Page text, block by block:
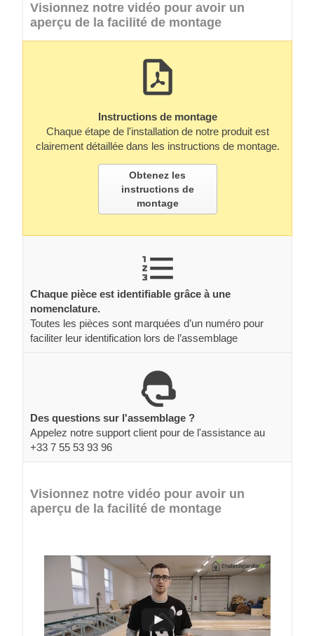
Visionnez notre vidéo pour avoir un
aperçu de la facilité de montage
Instructions de montage
Chaque étape de l'installation de notre produit est
clairement détaillée dans les instructions de montage.
Obtenez les
instructions de
montage
Chaque pièce est identifiable grâce à une
nomenclature.
Toutes les pièces sont marquées d’un numéro pour
faciliter leur identification lors de l’assemblage
Des questions sur l'assemblage ?
Appelez notre support client pour de l'assistance au
+33 7 55 53 93 96
Visionnez notre vidéo pour avoir un
aperçu de la facilité de montage